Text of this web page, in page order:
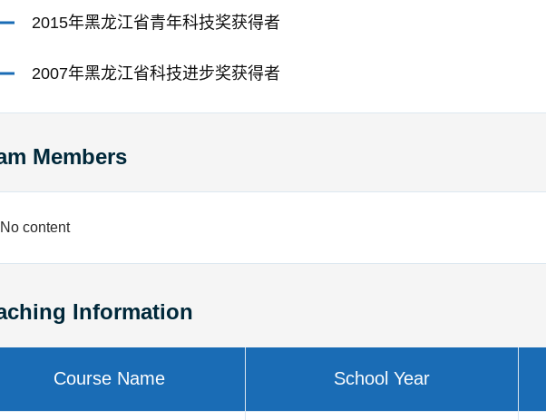
2015年黑龙江省青年科技奖获得者
2007年黑龙江省科技进步奖获得者
Members
No content
Information
Course Name School Year